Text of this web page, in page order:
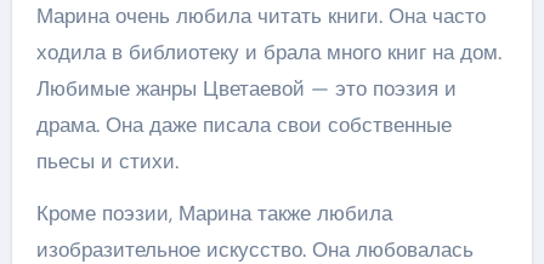
Марина очень любила читать книги. Она часто
ходила в библиотеку и брала много книг на дом.
Любимые жанры Цветаевой — это поэзия и
драма. Она даже писала свои собственные
пьесы и стихи.
Кроме поэзии, Марина также любила
изобразительное искусство. Она любовалась